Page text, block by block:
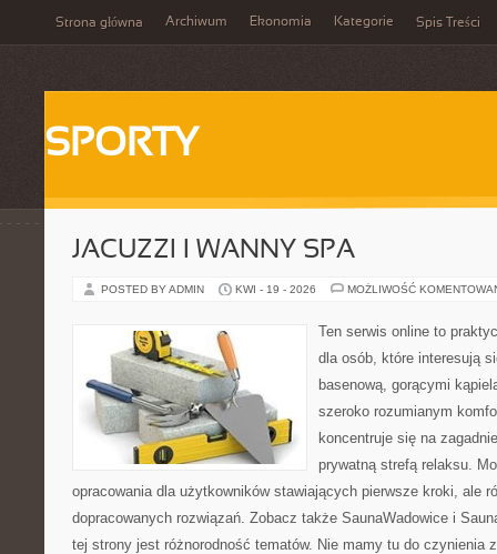
Strona główna Archiwum Ekonomia Kategorie Spis Treści
SPORTY
JACUZZI I WANNY SPA
POSTED BY ADMIN KWI - 19 - 2026 MOŻLIWOŚĆ
Ten serwis online to
dla osób, które interesują
basenową, gorącymi
szeroko rozumianym
koncentruje się na
prywatną strefą relaksu.
opracowania dla użytkowników stawiających pierwsze kroki, ale
dopracowanych rozwiązań. Zobacz także SaunaWadowice i
tej strony jest różnorodność tematów. Nie mamy tu do czynienia